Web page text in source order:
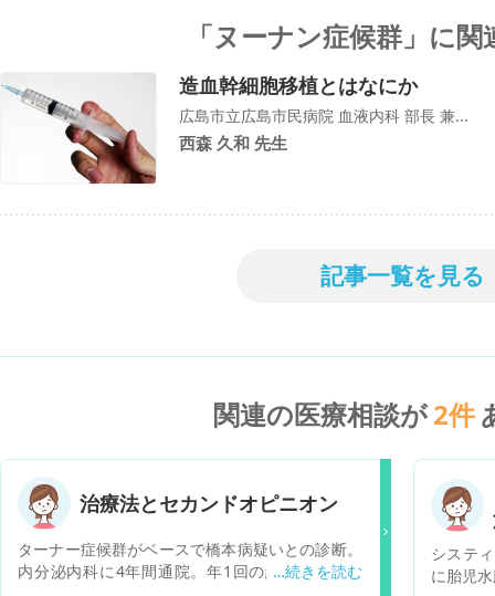
「ヌーナン症候群」に
造血幹細胞移植とはなにか
広島市立広島市民病院 血液内科 部長 兼...
西森 久和 先生
記事一覧を見る
関連の医療相談が2件
治療法とセカンドオピニオン
ターナー症候群がベースで橋本病疑いとの診断。
内分泌内科に4年間通院。年1回の経過観察でし
システ
に胎児